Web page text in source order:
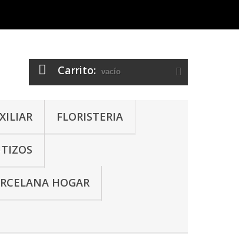
Carrito: vacío
FLORISTERIA
HOGAR